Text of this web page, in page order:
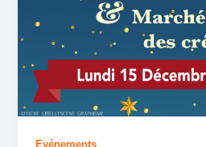
Evénements